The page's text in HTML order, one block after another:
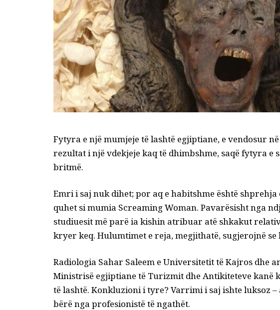
Fytyra e një mumjeje të lashtë egjiptiane, e vendosur
rezultat i një vdekjeje kaq të dhimbshme, saqë fytyra e
britmë.
Emri i saj nuk dihet; por aq e habitshme është shprehja
quhet si mumia Screaming Woman. Pavarësisht nga
studiuesit më parë ia kishin atribuar atë shkakut
kryer keq. Hulumtimet e reja, megjithatë, sugjerojnë
Radiologia Sahar Saleem e Universitetit të Kajros dhe
Ministrisë egjiptiane të Turizmit dhe Antikiteteve
të lashtë. Konkluzioni i tyre? Varrimi i saj ishte luksoz –
bërë nga profesionistë të ngathët.